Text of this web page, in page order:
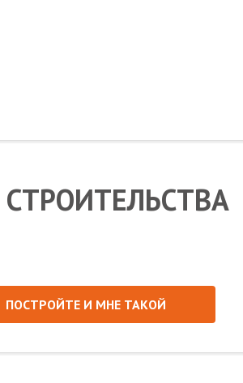
ПОСТРОЙТЕ И МНЕ ТАКОЙ